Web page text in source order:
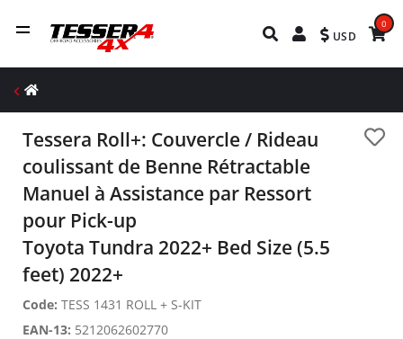
USD
0
Tessera Roll+: Couvercle / Rideau
coulissant de Benne Rétractable
Manuel à Assistance par Ressort
pour Pick-up
Toyota Tundra 2022+ Bed Size (5.5
feet) 2022+
Code: TESS 1431 ROLL + S-KIT
EAN-13: 5212062602770